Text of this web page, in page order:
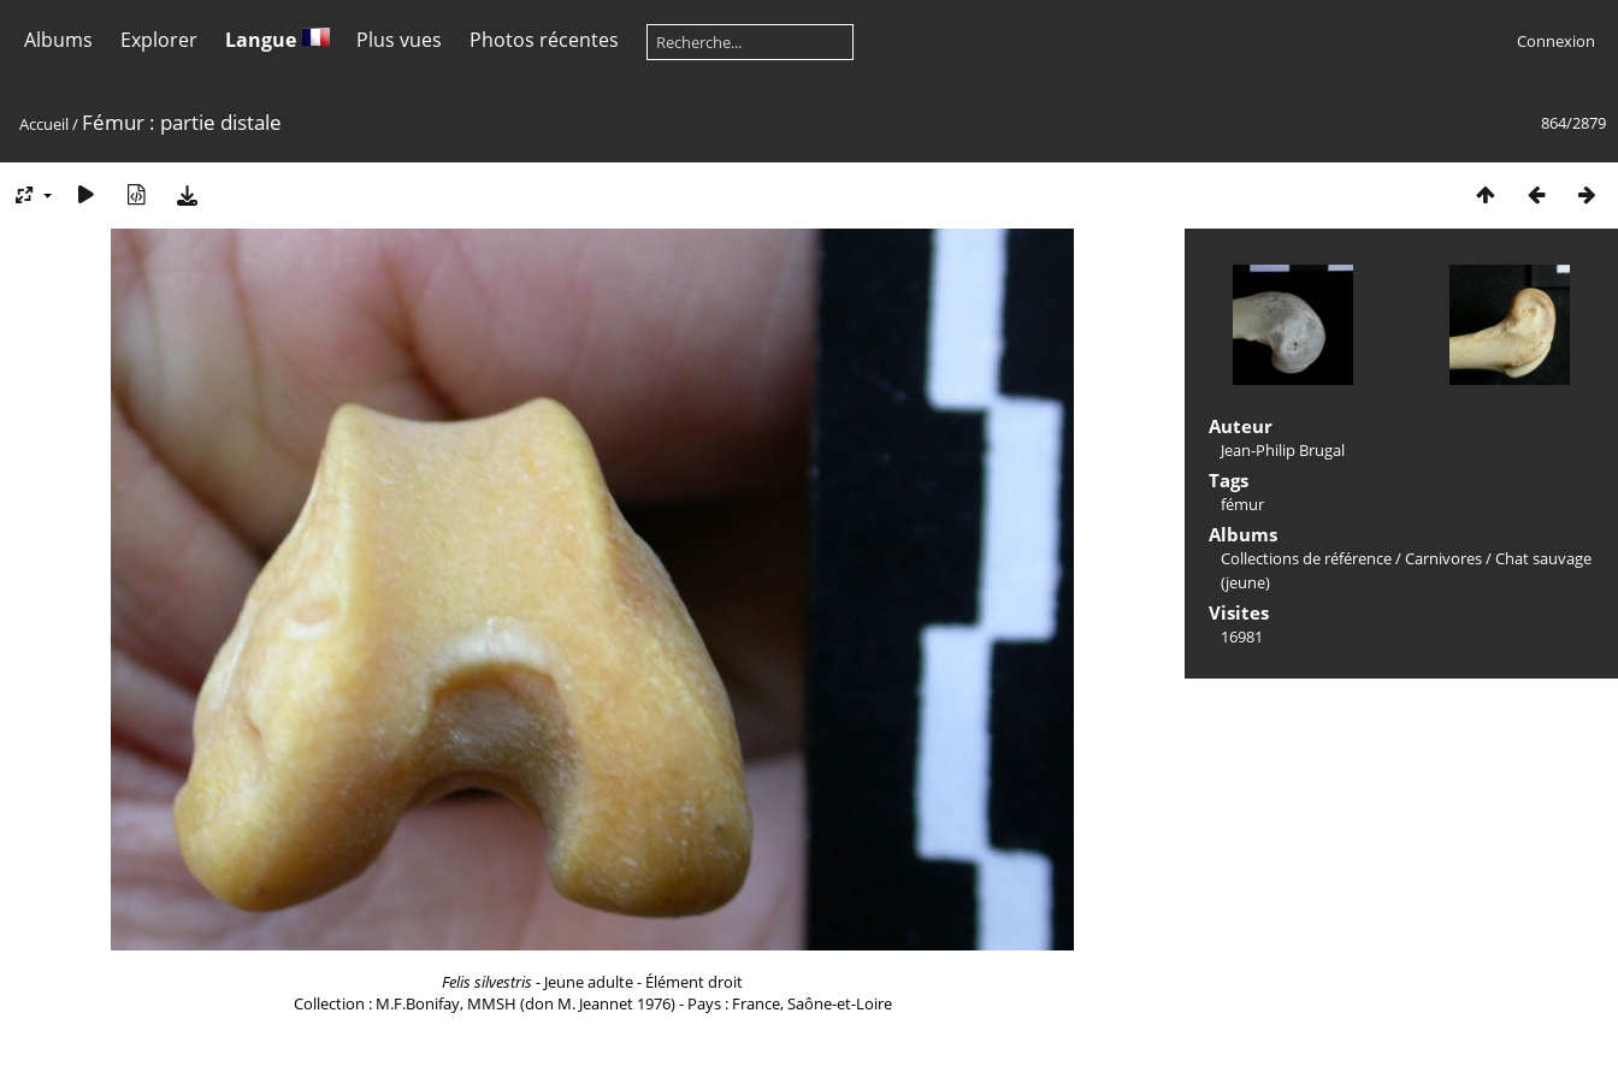
Albums Explorer Langue Plus vues Photos récentes Connexion
864/2879
Accueil/ Fémur : partie distale
Felis silvestris- Jeune adulte - Élément droit
Collection : M.F.Bonifay, MMSH (don M. Jeannet 1976) - Pays : France, Saône-et-Loire
Auteur
Jean-Philip Brugal
Tags
fémur
Albums
Collections de référence/Carnivores/Chat sauvage
(jeune)
Visites
16981